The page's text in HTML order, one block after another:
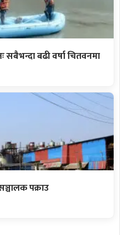
सबैभन्दा बढी वर्षा चितवनमा
पक्राउ